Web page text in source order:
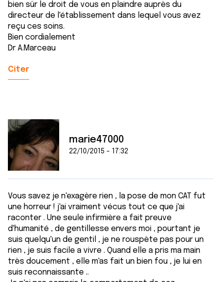
bien sûr le droit de vous en plaindre auprès du
directeur de l'établissement dans lequel vous avez
reçu ces soins.
Bien cordialement
Dr A.Marceau
Citer
marie47000
22/10/2015 - 17:32
Vous savez je n'exagère rien , la pose de mon CAT fut
une horreur ! j'ai vraiment vécus tout ce que j'ai
raconter . Une seule infirmière a fait preuve
d'humanité , de gentillesse envers moi , pourtant je
suis quelqu'un de gentil , je ne rouspète pas pour un
rien , je suis facile a vivre . Quand elle a pris ma main
très doucement , elle m'as fait un bien fou , je lui en
suis reconnaissante ..